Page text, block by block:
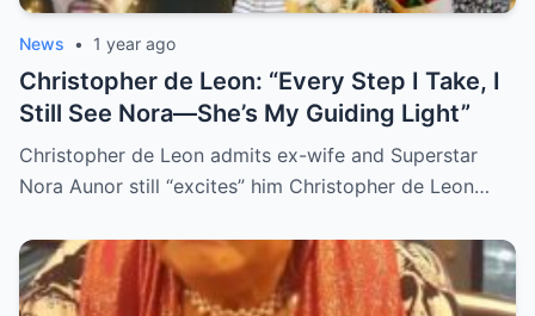
News • 1 year ago
Christopher de Leon: “Every Step I Take, I
Still See Nora—She’s My Guiding Light”
Christopher de Leon admits ex-wife and Superstar
Nora Aunor still “excites” him Christopher de Leon…